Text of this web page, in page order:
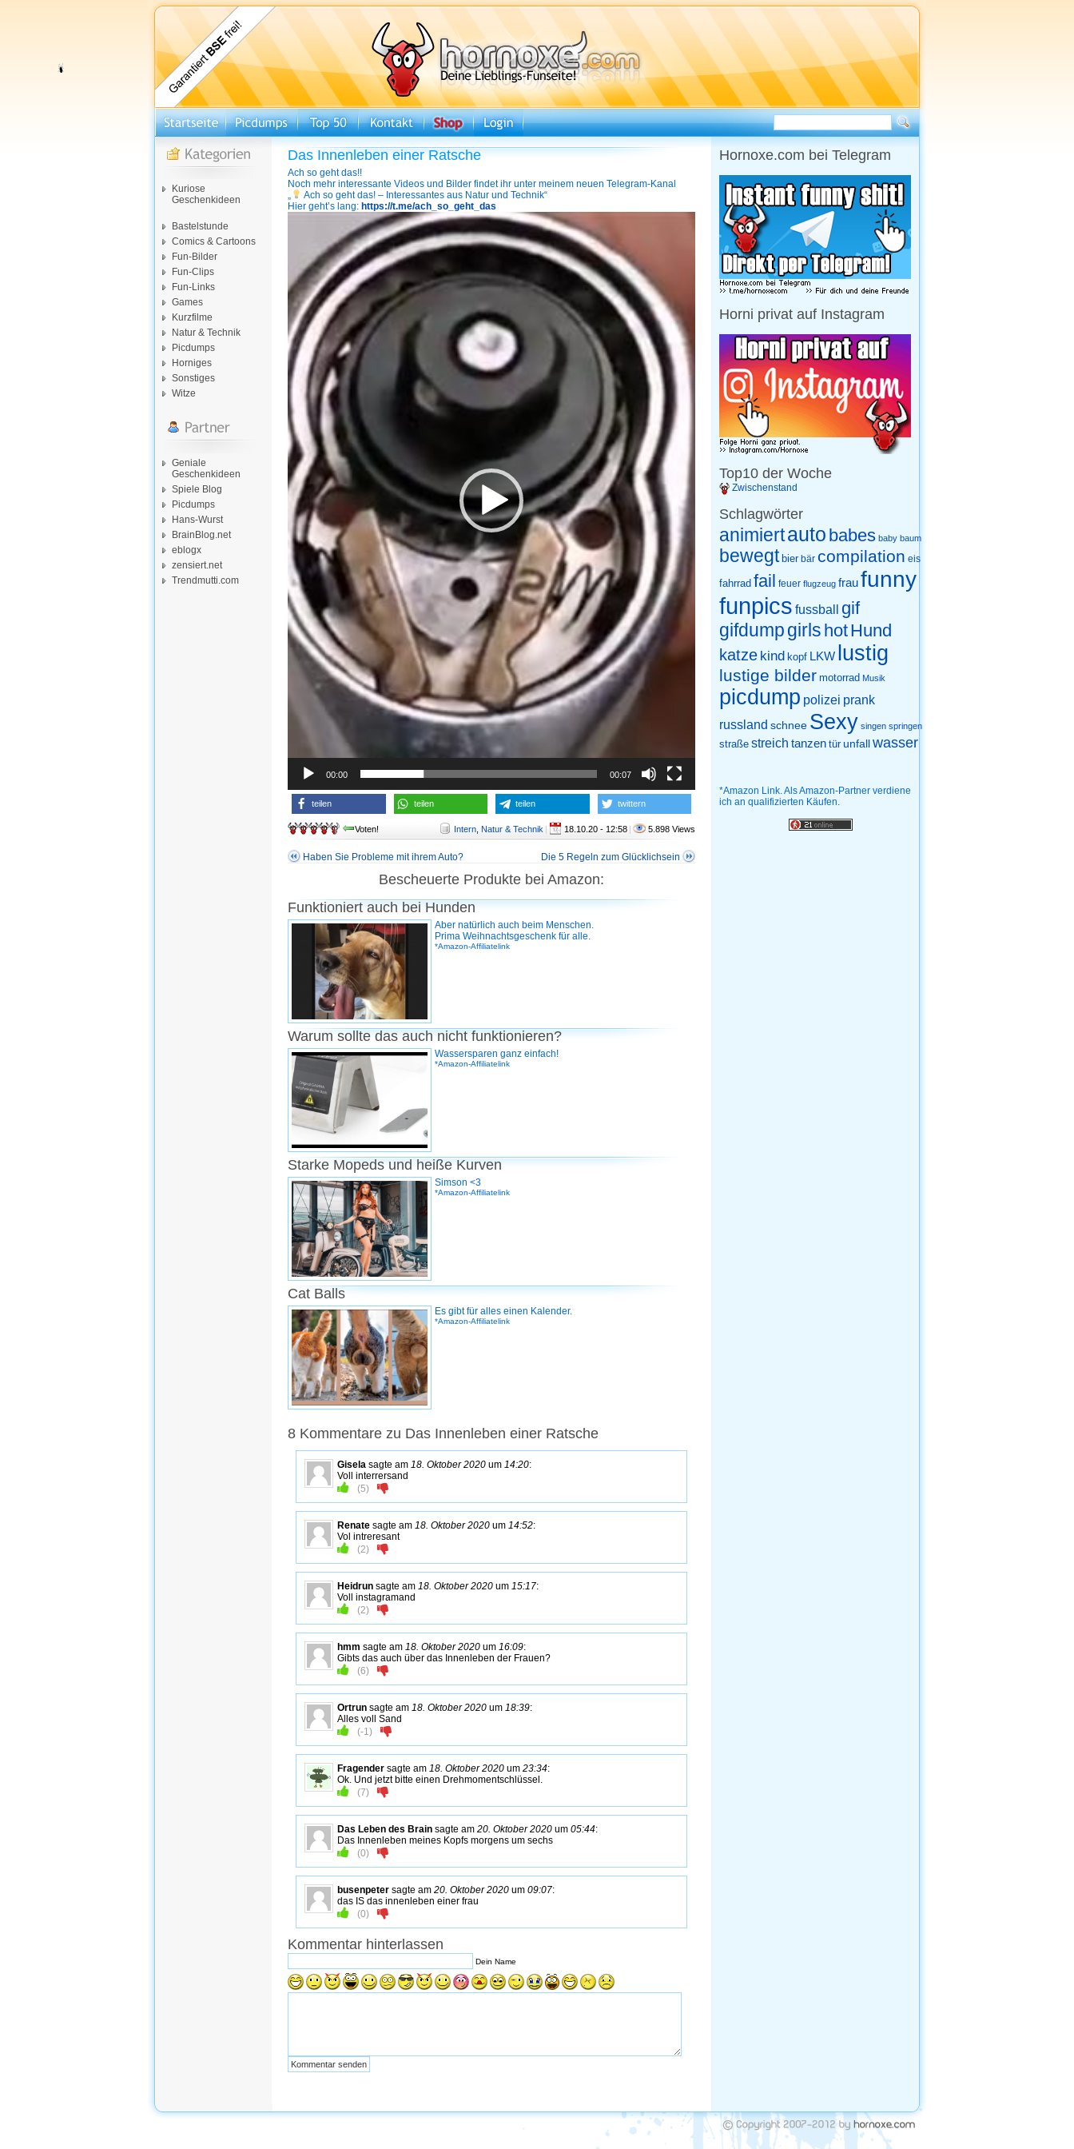
Kuriose
Geschenkideen
Bastelstunde
Comics & Cartoons
Fun-Bilder
Fun-Clips
Fun-Links
Games
Kurzfilme
Natur & Technik
Picdumps
Horniges
Sonstiges
Witze
Geniale
Geschenkideen
Spiele Blog
Picdumps
Hans-Wurst
BrainBlog.net
eblogx
zensiert.net
Trendmutti.com
Das Innenleben einer Ratsche
Ach so geht das!!
Noch mehr interessante Videos und Bilder findet ihr unter meinem neuen Telegram-Kanal
„
Ach so geht das! – Interessantes aus Natur und Technik“
Hier geht’s lang: https://t.me/ach_so_geht_das
00:00 00:07
teilen teilen teilen twittern
Voten! Intern Natur & Technik | 18.10.20 - 12:58 | 5.898 Views
Haben Sie Probleme mit ihrem Auto? Die 5 Regeln zum Glücklichsein
Bescheuerte Produkte bei Amazon:
Funktioniert auch bei Hunden
Aber natürlich auch beim Menschen.
Prima Weihnachtsgeschenk für alle.
*Amazon-Affiliatelink
Warum sollte das auch nicht funktionieren?
Wassersparen ganz einfach!
*Amazon-Affiliatelink
Starke Mopeds und heiße Kurven
Simson <3
*Amazon-Affiliatelink
Cat Balls
Es gibt für alles einen Kalender.
*Amazon-Affiliatelink
8 Kommentare zu Das Innenleben einer Ratsche
Gisela sagte am 18. Oktober 2020 um 14:20:
Voll interrersand
(5)
Renate sagte am 18. Oktober 2020 um 14:52:
Vol intreresant
(2)
Heidrun sagte am 18. Oktober 2020 um 15:17:
Voll instagramand
(2)
hmm sagte am 18. Oktober 2020 um 16:09:
Gibts das auch über das Innenleben der Frauen?
(6)
Ortrun sagte am 18. Oktober 2020 um 18:39:
Alles voll Sand
(-1 )
Fragender sagte am 18. Oktober 2020 um 23:34:
Ok. Und jetzt bitte einen Drehmomentschlüssel.
(7)
Das Leben des Brain sagte am 20. Oktober 2020 um 05:44:
Das Innenleben meines Kopfs morgens um sechs
(0)
busenpeter sagte am 20. Oktober 2020 um 09:07:
das IS das innenleben einer frau
(0)
Kommentar hinterlassen
Dein Name
Hornoxe.com bei Telegram
Horni privat auf Instagram
Top10 der Woche
Zwischenstand
Schlagwörter
animiertauto babes baby baum
bewegt bier bär compilation eis
fahrrad fail feuer flugzeug fraufunny
funpics fussball gif
gifdump girls hotHund
katze kind kopf LKW lustig
lustige bilder motorrad Musik
picdump polizei prank
russland schnee Sexy singen springen
straße streich tanzen tür unfallwasser
*Amazon Link. Als Amazon-Partner verdiene
ich an qualifizierten Käufen.